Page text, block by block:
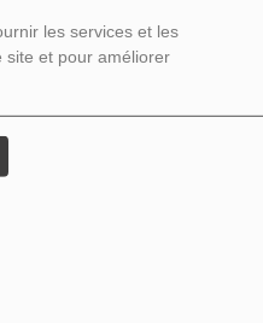
les services et les
site et pour améliorer